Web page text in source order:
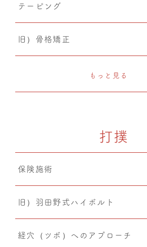
テーピング
旧）骨格矯正
CMC筋膜ストレッチ（リリース）
温熱療法
もっと見る
打撲
保険施術
旧）羽田野式ハイボルト
経穴（ツボ）へのアプローチ